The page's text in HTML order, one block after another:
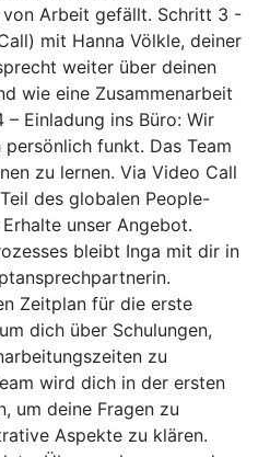
Arbeit gefällt. Schritt 3 -
mit Hanna Völkle, deiner
weiter über deinen
wie eine Zusammenarbeit
Einladung ins Büro: Wir
funkt. Das Team
zu lernen. Via Video Call
des globalen People-
unser Angebot.
bleibt Inga mit dir in
Zeitplan für die erste
dich über Schulungen,
zu
wird dich in der ersten
um deine Fragen zu
Aspekte zu klären.